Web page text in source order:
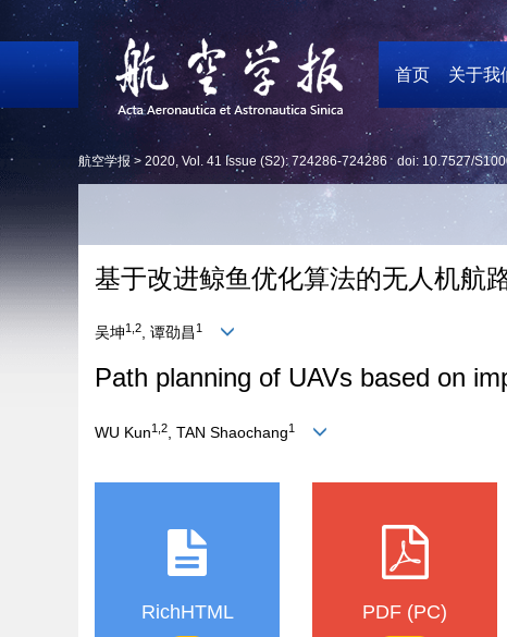
首页 关于我
航空学报 > 2020, Vol. 41 Issue (S2): 724286-724286 doi: 10.7527/
基于改进鲸鱼优化算法的无人机航
吴坤1,2, 谭劭昌 1
Path planning of UAVs based on
WU Kun1,2 , TAN Shaochang1
RichHTML PDF (PC)